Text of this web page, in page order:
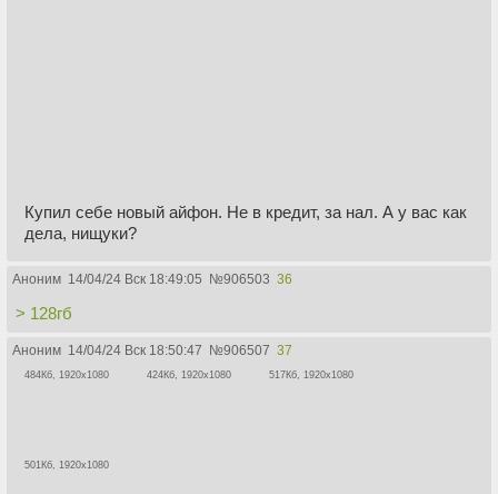
Купил себе новый айфон. Не в кредит, за нал. А у вас как
дела, нищуки?
Аноним 14/04/24 Вск 18:49:05 №906503 36
> 128гб
Аноним 14/04/24 Вск 18:50:47 №906507 37
484Кб, 1920x1080 424Кб, 1920x1080 517Кб, 1920x1080
501Кб, 1920x1080